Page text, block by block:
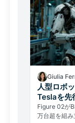
Giulia
人型ロボ
Teslaを先
Figure 02が
万台超を組み